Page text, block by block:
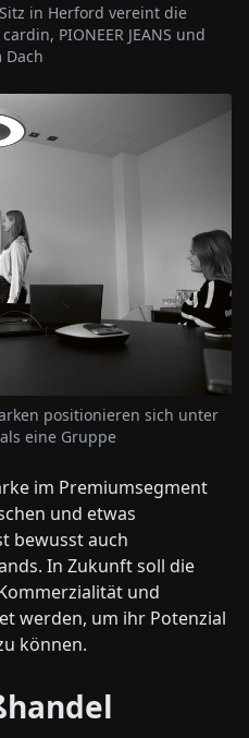
in Herford vereint die
PIONEER JEANS und
Dach
positionieren sich unter
eine Gruppe
im Premiumsegment
und etwas
bewusst auch
In Zukunft soll die
und
werden, um ihr Potenzial
können.